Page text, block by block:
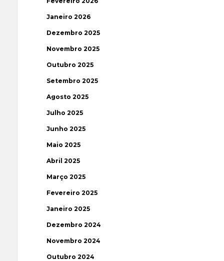
Janeiro 2026
Dezembro 2025
Novembro 2025
Outubro 2025
Setembro 2025
Agosto 2025
Julho 2025
Junho 2025
Maio 2025
Abril 2025
Março 2025
Fevereiro 2025
Janeiro 2025
Dezembro 2024
Novembro 2024
Outubro 2024